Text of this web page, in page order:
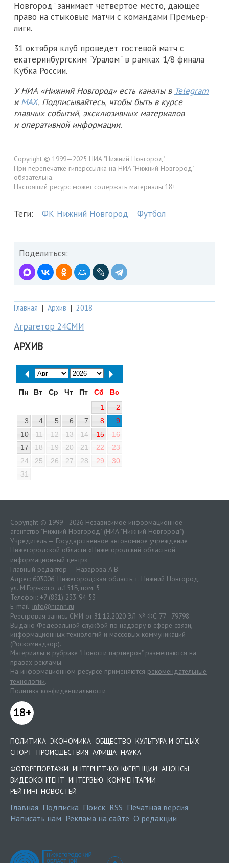
Новгород" занимает четвертое место, дающее
право на стыковые матчи с командами Премьер-
лиги.
31 октября клуб проведет гостевой матч с
екатеринбургским "Уралом" в рамках 1/8 финала
Кубка России.
У НИА «Нижний Новгород» есть каналы в Telegram
и MAX. Подписывайтесь, чтобы быть в курсе
главных событий, эксклюзивных материалов
и оперативной информации.
Copyright © 1999—2025 НИА "Нижний Новгород".
При перепечатке гиперссылка на НИА "Нижний Новгород"
обязательна.
Настоящий ресурс может содержать материалы 18+
Теги: ФК Нижний Новгород Футбол
Поделиться:
Главная | Архив | 2018
Аграгетор 24СМИ
АРХИВ
Пн Вт Ср Чт Пт Сб
Вс
1
2
3
4 5 6 7 8
9
10
11 12 13 14 15
16
17
18 19 20 21 22
23
24
25 26 27 28 29
30
31
Copyright © 1999—2026 Независимое информационное
агентство "Нижний Новгород" (НИА "Нижний Новгород")
Учредитель — Государственное автономное учреждение
Нижегородской области «Нижегородский областной
информационный центр»
Главный редактор — Назарова А.В.
Адрес: 603006, Нижегородская область, г. Нижний Новгород.
ул. М.Горького, д.151Б, пом. 5
Телефон: +7 (831) 233-94-53
E-mail: info@niann.ru
Реестровая запись СМИ от 31.12.2020 ЭЛ № ФС 77 - 79798.
Выдано Федеральной службой по надзору в сфере связи,
информационных технологий и массовых коммуникаций
(Роскомнадзор).
Материалы в рубрике "Новости партнеров" размещаются на
правах рекламы.
На информационном ресурсе применяются рекомендательные
технологии.
Политика конфиденциальности
18+
ПОЛИТИКА ЭКОНОМИКА ОБЩЕСТВО КУЛЬТУРА И ОТДЫХ
СПОРТ ПРОИСШЕСТВИЯ АФИША НАУКА
ФОТОРЕПОРТАЖИ ИНТЕРНЕТ-КОНФЕРЕНЦИИ АНОНСЫ
ВИДЕОКОНТЕНТ ИНТЕРВЬЮ КОММЕНТАРИИ
РЕЙТИНГ НОВОСТЕЙ
Главная Подписка Поиск RSS Печатная версия
Написать нам Реклама на сайте О редакции